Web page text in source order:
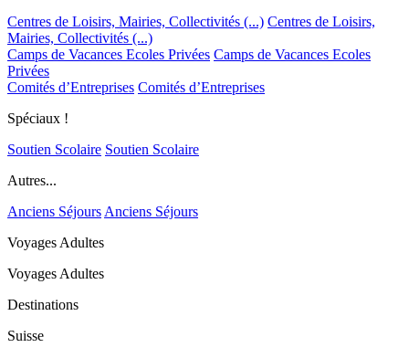
Centres de Loisirs, Mairies, Collectivités (...) Centres de Loisirs,
Mairies, Collectivités (...)
Camps de Vacances Ecoles Privées Camps de Vacances Ecoles
Privées
Comités d’Entreprises Comités d’Entreprises
Spéciaux !
Soutien Scolaire Soutien Scolaire
Autres...
Anciens SéjoursAnciens Séjours
Voyages Adultes
Voyages Adultes
Destinations
Suisse